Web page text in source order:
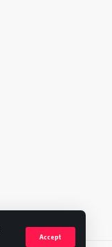
Accept